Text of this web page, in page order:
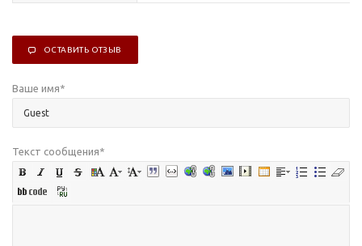
ОСТАВИТЬ ОТЗЫВ
Ваше имя*
Текст сообщения*